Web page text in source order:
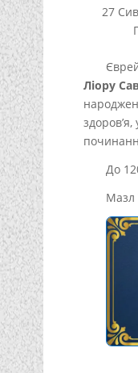
27
Ліору
здоров’я,
До
Мазл